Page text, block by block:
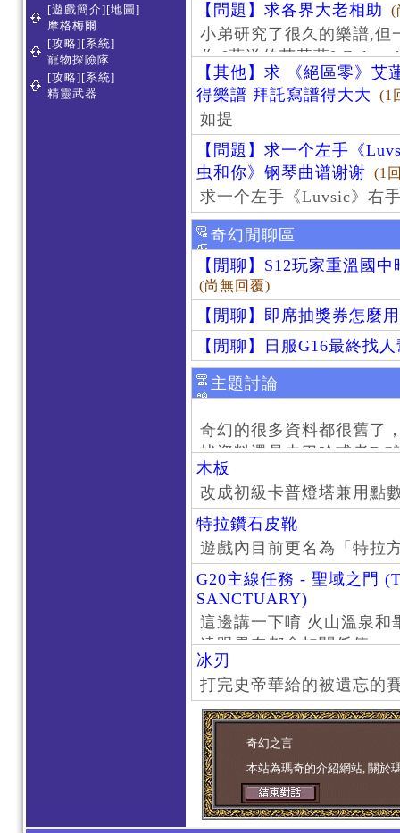
[遊戲簡介][地圖]
摩格梅爾
[攻略][系統]
寵物探險隊
[攻略][系統]
精靈武器
【問題】求各界大老相助
(
小弟研究了很久的樂譜,但
作 [葬送的芙莉蓮]-
【其他】求 《絕區零》艾
得樂譜 拜託寫譜得大大
(1
如提
【問題】求一个左手《
虫和你》钢琴曲谱谢谢 (1
求一个左手《Luvsic》右
奇幻閒聊區
【閒聊】S12玩家重溫國
(尚無回覆)
【閒聊】即席抽獎券怎麼
【閒聊】日服G16最終找
主題討論
奇幻的很多資料都很舊了
找資料還是去巴哈或者
了。
木板
改成初級卡普燈塔兼用點
特拉鑽石皮靴
遊戲內目前更名為「特拉
G20主線任務 - 聖域之門
SANCTUARY)
這邊講一下唷 火山溫泉
遠跟畢奈都會扣關係值
冰刃
打完史帝華給的被遺忘的
奇幻之言
本站為瑪奇的介紹網站, 關於